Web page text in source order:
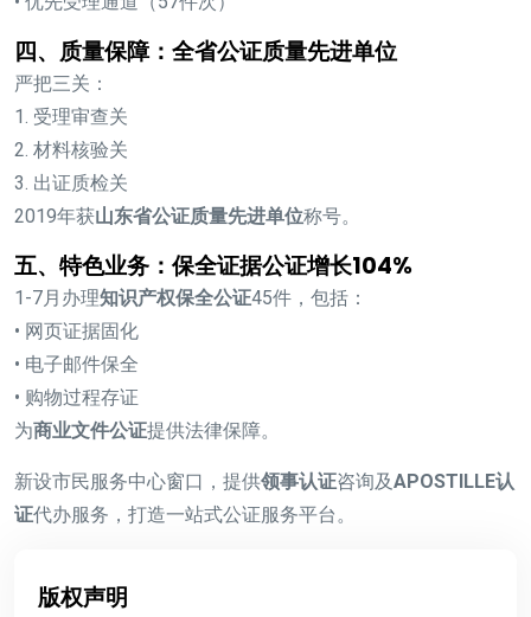
四、质量保障：全省公证质量先进单位
严把三关：
1. 受理审查关
2. 材料核验关
3. 出证质检关
2019年获山东省公证质量先进单位称号。
五、特色业务：保全证据公证增长104%
1-7月办理知识产权保全公证45件，包括：
• 网页证据固化
• 电子邮件保全
• 购物过程存证
为商业文件公证提供法律保障。
新设市民服务中心窗口，提供领事认证咨询及APOSTILLE认
证代办服务，打造一站式公证服务平台。
版权声明